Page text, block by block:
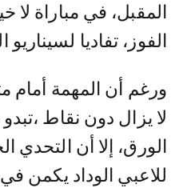
المقبل، في مباراة لا
الفوز، تفاديا
ورغم أن المهمة أمام
لا يزال دون نقاط
الورق، إلا أن التحدي
للاعبي الوداد يكمن